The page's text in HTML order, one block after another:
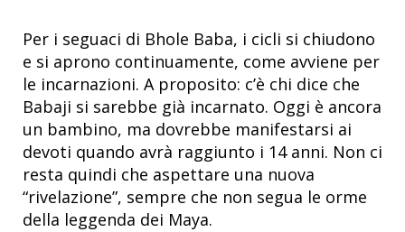
Per i seguaci di Bhole Baba, i cicli si chiudono
e si aprono continuamente, come avviene per
le incarnazioni. A proposito: c’è chi dice che
Babaji si sarebbe già incarnato. Oggi è ancora
un bambino, ma dovrebbe manifestarsi ai
devoti quando avrà raggiunto i 14 anni. Non ci
resta quindi che aspettare una nuova
“rivelazione”, sempre che non segua le orme
della leggenda dei Maya.